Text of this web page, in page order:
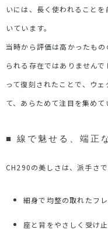
いには、長く使われること
いています。
当時から評価は高かったも
られる存在ではありませんで
って復刻されたことで、ウ
て、あらためて注目を集めて
■ 線で魅せる、端正
CH290の美しさは、派手さで
細身で均整の取れたフ
座と背をやさしく受け